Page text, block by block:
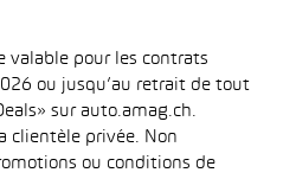
valable pour les contrats
ou jusqu’au retrait de tout
sur auto.amag.ch.
clientèle privée. Non
ou conditions de